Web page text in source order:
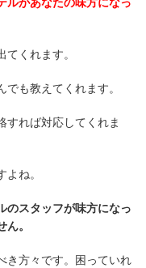
くれます。
も教えてくれます。
すれば対応してくれま
ね。
のスタッフが味方になっ
。
き方々です。困っていれ